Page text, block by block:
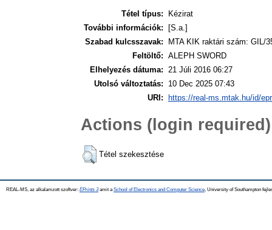
Tétel típus:
Kézirat
További információk:
[S.a.]
Szabad kulcsszavak:
MTA KIK raktári szám: GIL/
Feltöltő: ALEPH SWORD
Elhelyezés dátuma: 21 Júli 2016 06:27
Utolsó változtatás:
10 Dec 2025 07:43
URI:
https://real-ms.mtak.hu/id/
Actions (login required)
Tétel szekesztése
REAL-MS, az alkalamzott szoftver: EPrints 3amit a School of Electronics and Computer Science , University of Southampton